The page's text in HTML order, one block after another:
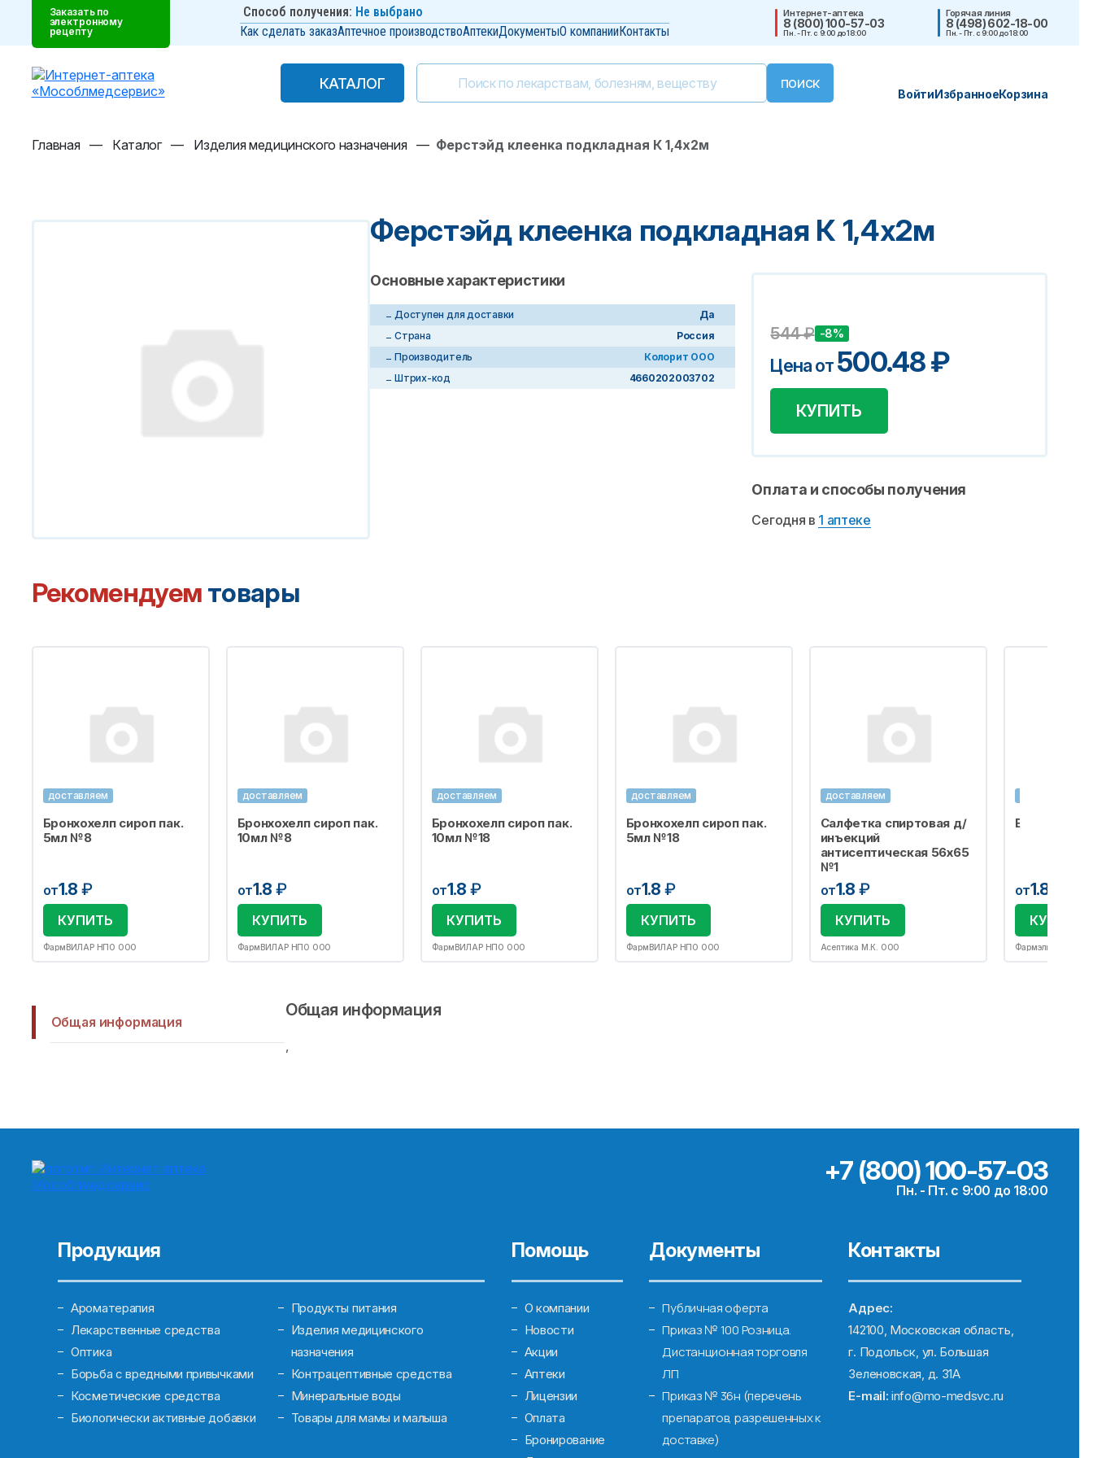
Заказать по
электронному
рецепту
Способ получения: Не выбрано
Как сделать заказАптечное производствоАптекиДокументыО компанииКонтакты
Интернет-аптека
8 (800) 100-57-03
Пн. - Пт. с 9:00 до 18:00
Горячая линия
8 (498) 602-18-00
Пн. - Пт. с 9:00 до 18:00
КАТАЛОГ
КАТАЛОГ
ВойтиИзбранноеКорзина
Главная — Каталог — Изделия медицинского назначения — Ферстэйд клеенка подкладная К 1,4х2м
Ферстэйд клеенка подкладная К 1,4х2м
Основные характеристики
Доступен для доставки
Да
Страна
Россия
Производитель
Колорит ООО
Штрих-код
4660202003702
544₽ -8%
Цена от500.48₽
КУПИТЬ
Оплата и способы получения
Сегодня в 1 аптеке
Рекомендуем товары
доставляем
Бронхохелп сироп пак.
5мл №8
от1.8 ₽
КУПИТЬ
ФармВИЛАР НПО ООО
доставляем
Бронхохелп сироп пак.
10мл №8
от1.8 ₽
КУПИТЬ
ФармВИЛАР НПО ООО
доставляем
Бронхохелп сироп пак.
10мл №18
от1.8 ₽
КУПИТЬ
ФармВИЛАР НПО ООО
доставляем
Бронхохелп сироп пак.
5мл №18
от1.8 ₽
КУПИТЬ
ФармВИЛАР НПО ООО
доставляем
Салфетка спиртовая д/
инъекций
антисептическая 56х65
№1
от1.8 ₽
КУПИТЬ
Асептика М.К. ООО
Бахилы
от1.8
КУПИТЬ
Фармэль ООО
Общая информация
Общая информация
,
+7 (800) 100-57-03
Пн. - Пт. с 9:00 до 18:00
Продукция
Ароматерапия
Лекарственные средства
Оптика
Борьба с вредными привычками
Косметические средства
Биологически активные добавки
Продукты питания
Изделия медицинского
назначения
Контрацептивные средства
Минеральные воды
Товары для мамы и малыша
Помощь
О компании
Новости
Акции
Аптеки
Лицензии
Оплата
Бронирование
Документы
Публичная оферта
Приказ № 100 Розница.
Дистанционная торговля
ЛП
Приказ № 36н (перечень
препаратов, разрешенных к
доставке)
Контакты
Адрес:
142100, Московская область,
г. Подольск, ул. Большая
Зеленовская, д. 31А
E-mail: info@mo-medsvc.ru